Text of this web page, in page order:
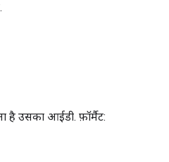
है उसका आईडी. फ़ॉर्मैट: